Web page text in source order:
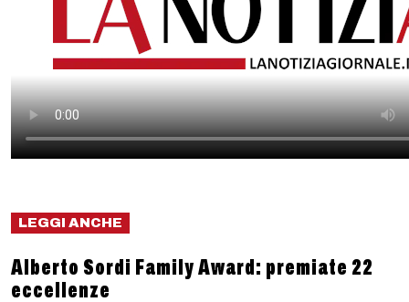
LEGGI ANCHE
Alberto Sordi Family Award: premiate 22
eccellenze